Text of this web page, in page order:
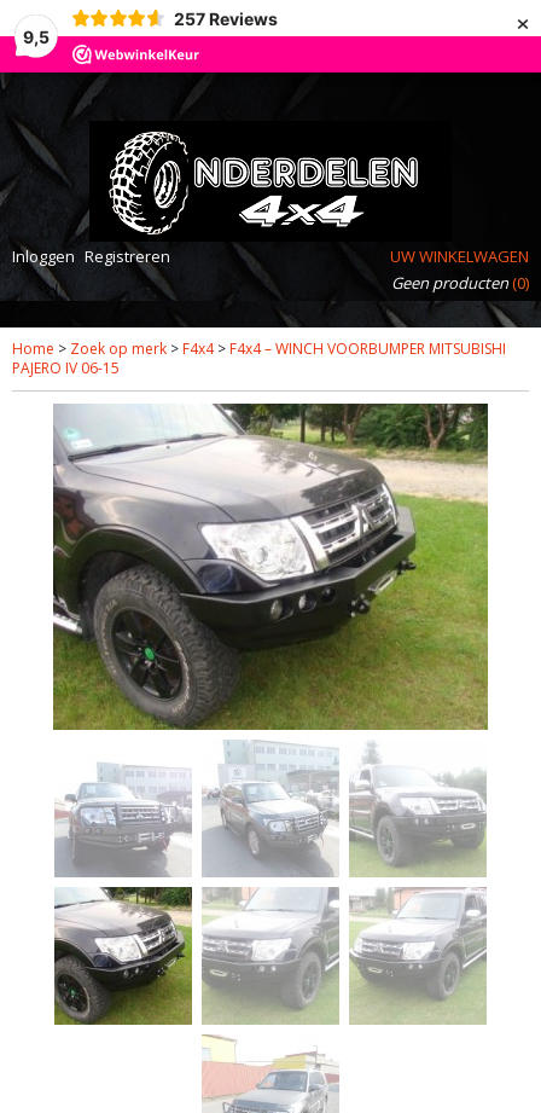
9,5
257 Reviews ×
Inloggen Registreren
UW WINKELWAGEN
Geen producten(0)
Home > Zoek op merk > F4x4> F4x4 – WINCH VOORBUMPER MITSUBISHI
PAJERO IV 06-15